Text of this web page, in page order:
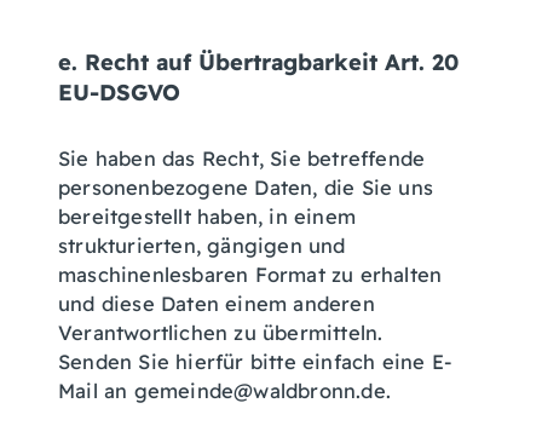
e. Recht auf Übertragbarkeit Art. 20
EU-DSGVO
Sie haben das Recht, Sie betreffende
personenbezogene Daten, die Sie uns
bereitgestellt haben, in einem
strukturierten, gängigen und
maschinenlesbaren Format zu erhalten
und diese Daten einem anderen
Verantwortlichen zu übermitteln.
Senden Sie hierfür bitte einfach eine E-
Mail an gemeinde@waldbronn.de.